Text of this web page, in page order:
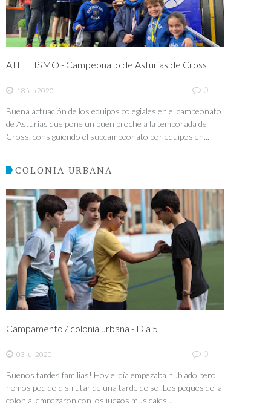
ATLETISMO - Campeonato de Asturias de Cross
18 feb 2020 0
Buena actuación de los equipos colegiales en el campeonato
de Asturias que pone un buen broche a la temporada de
Cross, consiguiendo el subcampeonato por equipos en...
COLONIA URBANA
Campamento / colonia urbana - Día 5
03 jul 2020 0
Buenos tardes familias! Hoy el día empezaba nublado pero
hemos podido disfrutar de una tarde de sol.Los peques de la
colonia empezaron con los juegos musicales...